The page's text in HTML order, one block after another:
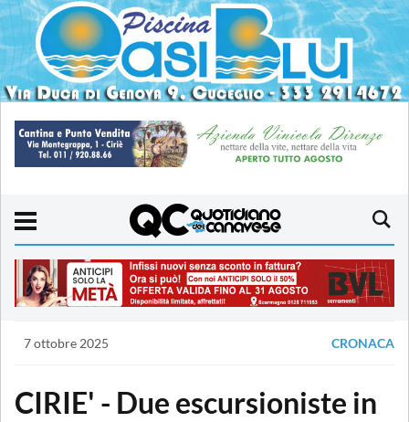
7 ottobre 2025 CRONACA
CIRIE' - Due escursioniste in